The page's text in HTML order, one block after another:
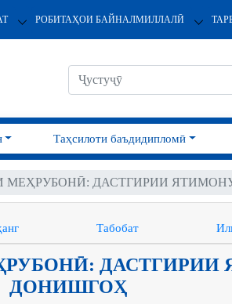
РОБИТАҲОИ БАЙНАЛМИЛЛАЛӢ
Таҳсилоти баъдидипломӣ
ДАСТГИРИИ
Табобат
ДОНИШГОҲ